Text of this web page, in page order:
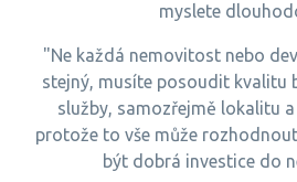
myslete
"Ne každá nemovitost nebo
stejný, musíte posoudit kvalitu
služby, samozřejmě lokalitu
protože to vše může
být dobrá investice do